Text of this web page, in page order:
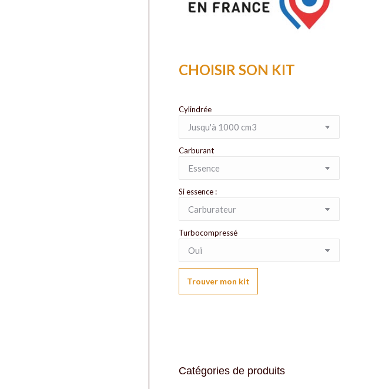
CHOISIR SON KIT
Cylindrée
Carburant
Si essence :
Turbocompressé
Trouver mon kit
Catégories de produits